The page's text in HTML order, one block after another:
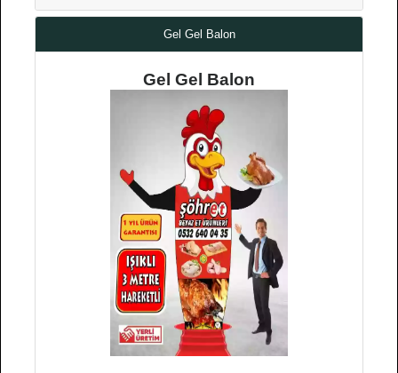
Gel Gel Balon
Gel Gel Balon